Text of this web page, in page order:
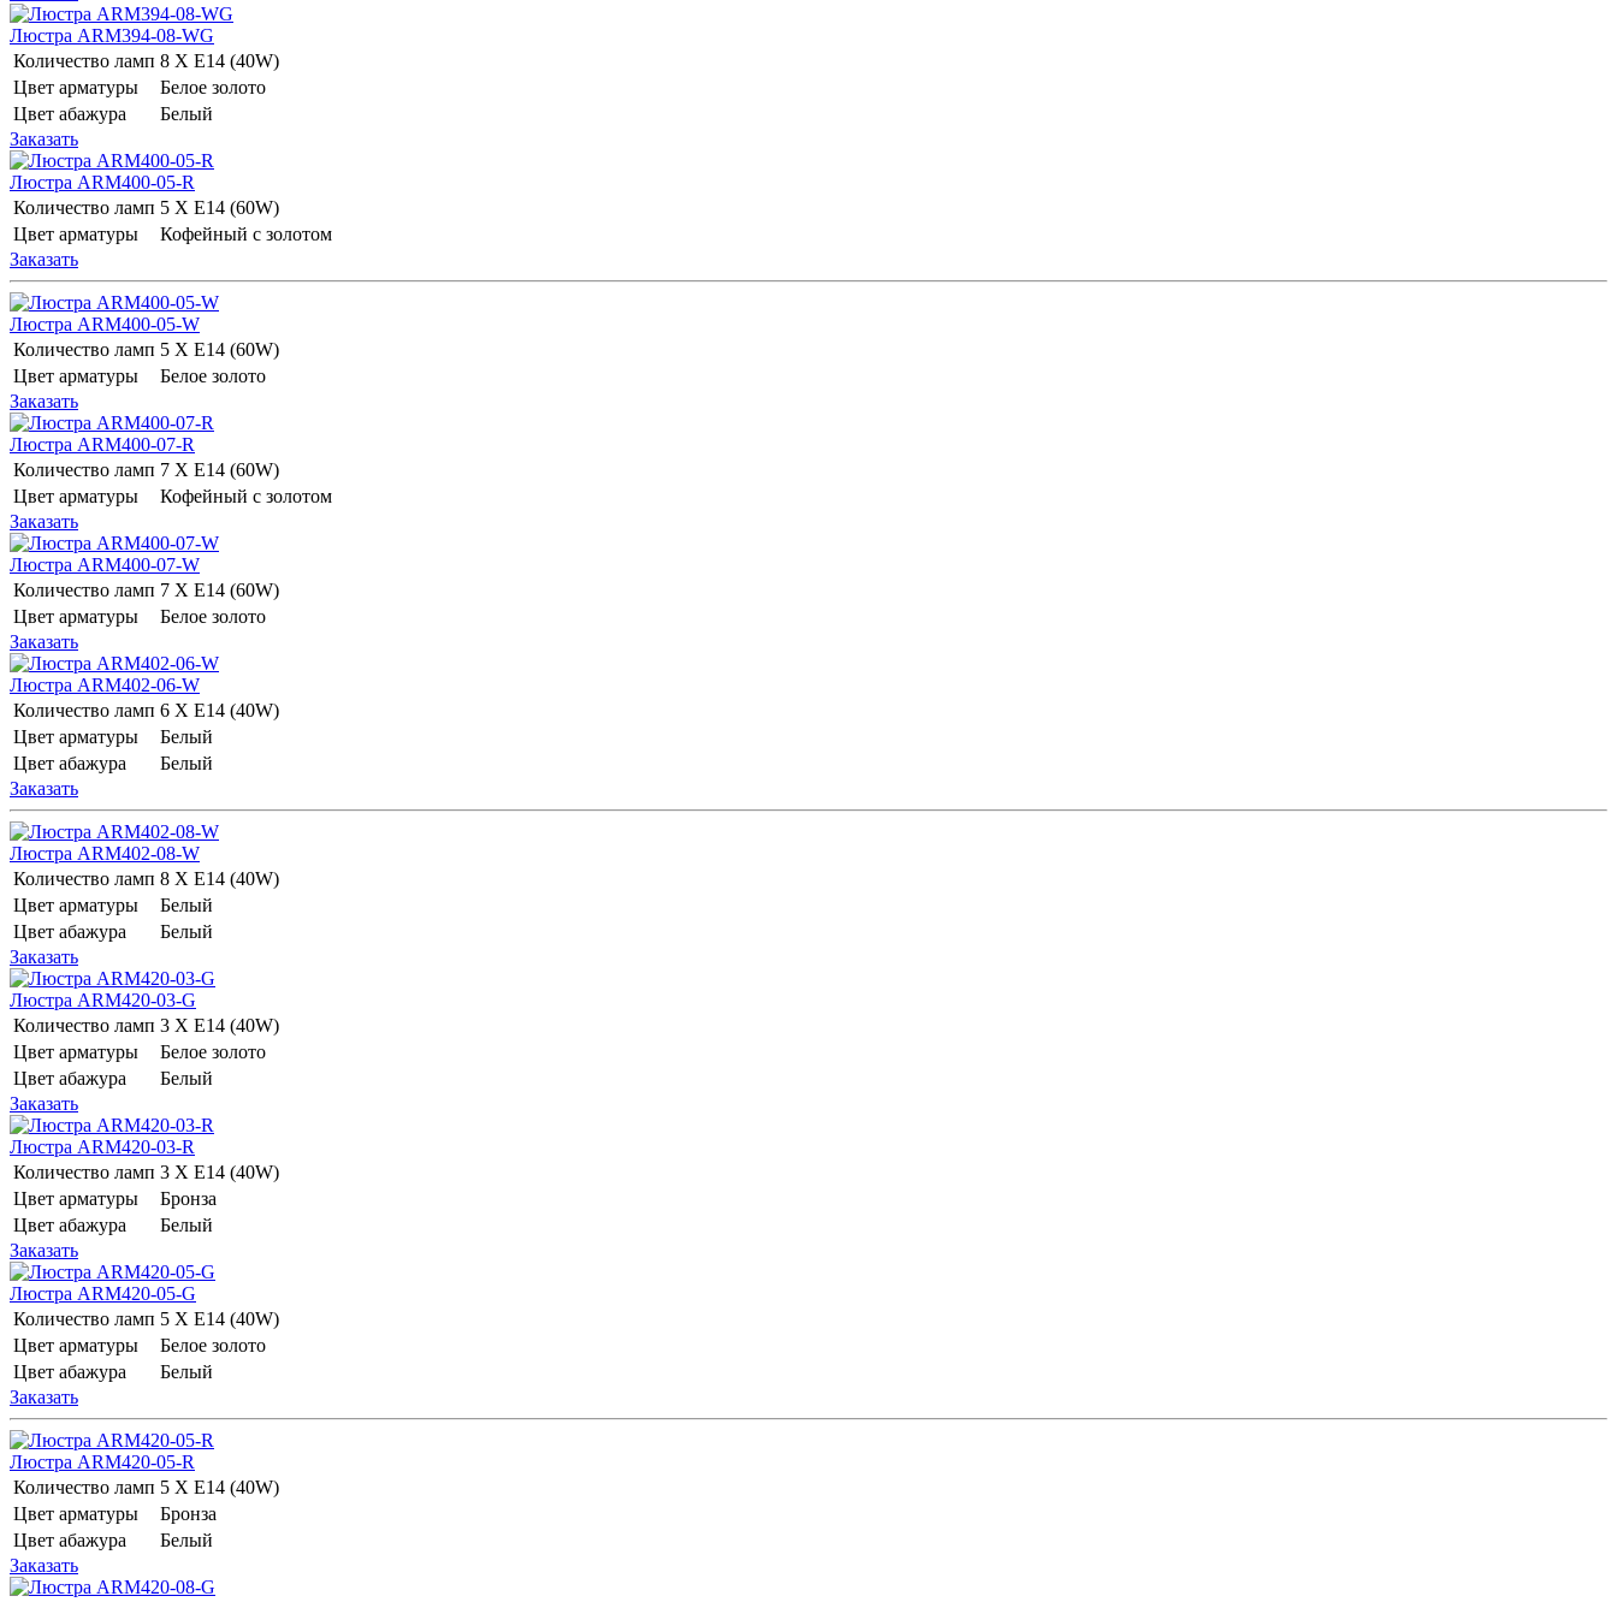
Люстра ARM394-08-WG
Количество ламп 8 Х E14 (40W)
Цвет арматуры
Белое золото
Цвет абажура
Белый
Заказать
Люстра ARM400-05-R
Количество ламп 5 Х E14 (60W)
Цвет арматуры
Кофейный с золотом
Заказать
Люстра ARM400-05-W
Количество ламп 5 Х E14 (60W)
Цвет арматуры
Белое золото
Заказать
Люстра ARM400-07-R
Количество ламп 7 Х E14 (60W)
Цвет арматуры
Кофейный с золотом
Заказать
Люстра ARM400-07-W
Количество ламп 7 Х E14 (60W)
Цвет арматуры
Белое золото
Заказать
Люстра ARM402-06-W
Количество ламп 6 Х E14 (40W)
Цвет арматуры
Белый
Цвет абажура
Белый
Заказать
Люстра ARM402-08-W
Количество ламп 8 Х E14 (40W)
Цвет арматуры
Белый
Цвет абажура
Белый
Заказать
Люстра ARM420-03-G
Количество ламп 3 Х E14 (40W)
Цвет арматуры
Белое золото
Цвет абажура
Белый
Заказать
Люстра ARM420-03-R
Количество ламп 3 Х E14 (40W)
Цвет арматуры
Бронза
Цвет абажура
Белый
Заказать
Люстра ARM420-05-G
Количество ламп 5 Х E14 (40W)
Цвет арматуры
Белое золото
Цвет абажура
Белый
Заказать
Люстра ARM420-05-R
Количество ламп 5 Х E14 (40W)
Цвет арматуры
Бронза
Цвет абажура
Белый
Заказать